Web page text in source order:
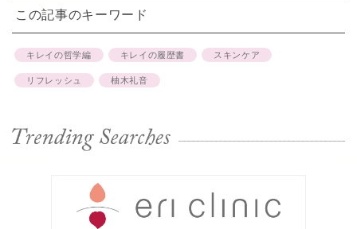
この記事のキーワード
キレイの哲学編 キレイの履歴書 スキンケア
リフレッシュ 柚木礼音